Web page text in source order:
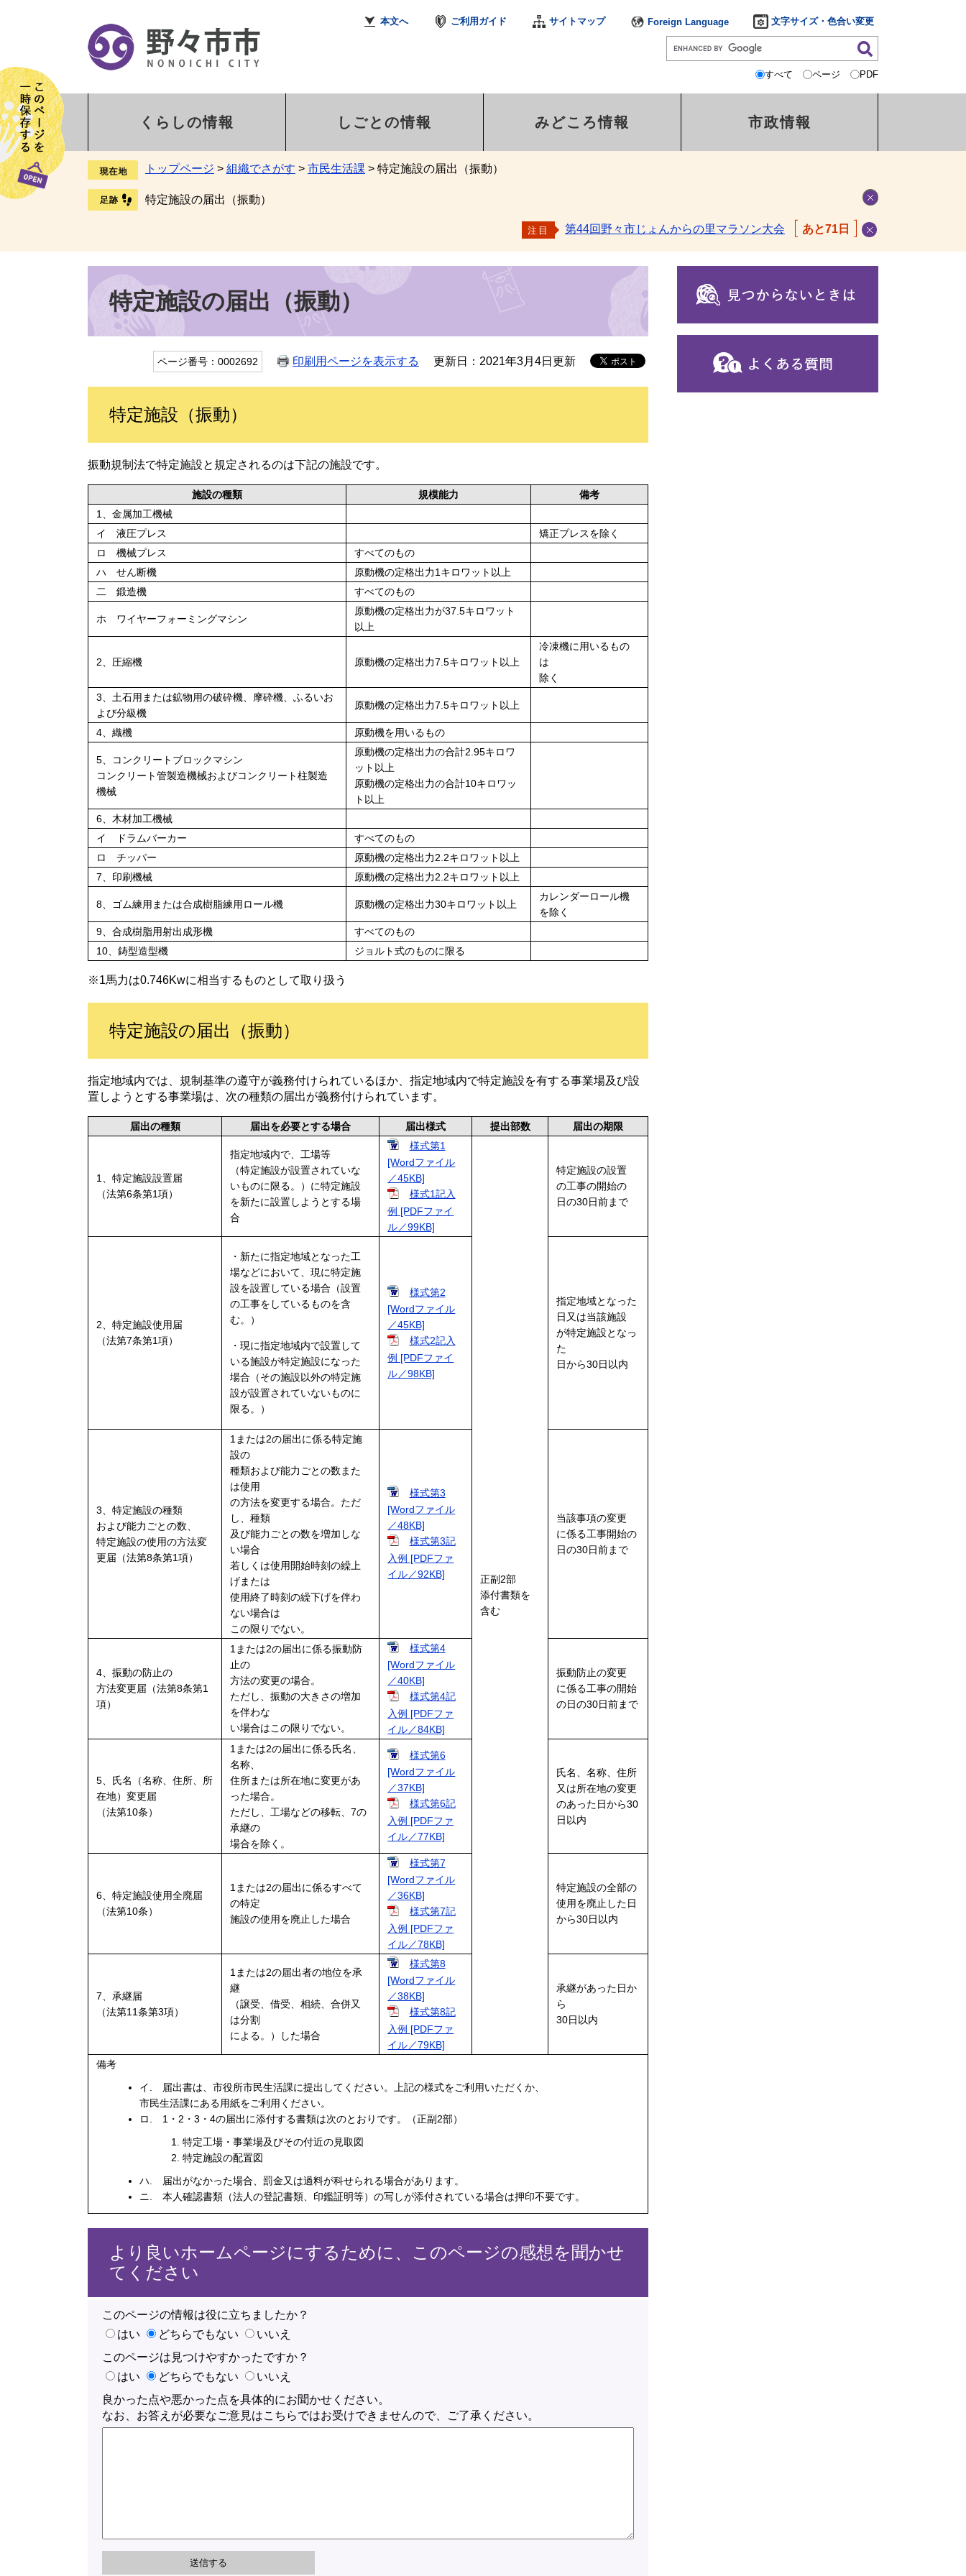
本文へ ご利用ガイド サイトマップ Foreign Language 文字サイズ・色合い変更
すべて ページ PDF
くらしの情報 しごとの情報 みどころ情報 市政情報
トップページ > 組織でさがす > 市民生活課 > 特定施設の届出（振動）
特定施設の届出（振動）
注目 第44回野々市じょんからの里マラソン大会 あと71日
特定施設の届出（振動）
ページ番号：0002692 印刷用ページを表示する 更新日：2021年3月4日更新
特定施設（振動）
振動規制法で特定施設と規定されるのは下記の施設です。
施設の種類 規模能力
備考
1、金属加工機械
イ 液圧プレス
矯正プレスを除く
ロ 機械プレス
すべてのもの
ハ せん断機
原動機の定格出力1キロワット以上
二 鍛造機
すべてのもの
ホ ワイヤーフォーミングマシン
原動機の定格出力が37.5キロワット
以上
2、圧縮機 原動機の定格出力7.5キロワット以上
冷凍機に用いるもの
は
除く
3、土石用または鉱物用の破砕機、摩砕機、ふるいお
よび分級機
原動機の定格出力7.5キロワット以上
4、織機 原動機を用いるもの
5、コンクリートブロックマシン
コンクリート管製造機械およびコンクリート柱製造
機械
原動機の定格出力の合計2.95キロワ
ット以上
原動機の定格出力の合計10キロワッ
ト以上
6、木材加工機械
イ ドラムバーカー
すべてのもの
ロ チッパー
原動機の定格出力2.2キロワット以上
7、印刷機械
原動機の定格出力2.2キロワット以上
8、ゴム練用または合成樹脂練用ロール機 原動機の定格出力30キロワット以上
カレンダーロール機
を除く
9、合成樹脂用射出成形機
すべてのもの
10、鋳型造型機
ジョルト式のものに限る
※1馬力は0.746Kwに相当するものとして取り扱う
特定施設の届出（振動）
指定地域内では、規制基準の遵守が義務付けられているほか、指定地域内で特定施設を有する事業場及び設
置しようとする事業場は、次の種類の届出が義務付けられています。
届出の種類 届出を必要とする場合 届出様式 提出部数 届出の期限
1、特定施設設置届
（法第6条第1項）
指定地域内で、工場等
（特定施設が設置されていな
いものに限る。）に特定施設
を新たに設置しようとする場
合
様式第1
[Wordファイル
／45KB]
様式1記入
例 [PDFファイ
ル／99KB]
正副2部
添付書類を
含む
特定施設の設置
の工事の開始の
日の30日前まで
2、特定施設使用届
（法第7条第1項）
・新たに指定地域となった工
場などにおいて、現に特定施
設を設置している場合（設置
の工事をしているものを含
む。）
・現に指定地域内で設置して
いる施設が特定施設になった
場合（その施設以外の特定施
設が設置されていないものに
限る。）
様式第2
[Wordファイル
／45KB]
様式2記入
例 [PDFファイ
ル／98KB]
指定地域となった
日又は当該施設
が特定施設となっ
た
日から30日以内
3、特定施設の種類
および能力ごとの数、
特定施設の使用の方法変
更届（法第8条第1項）
1または2の届出に係る特定施
設の
種類および能力ごとの数また
は使用
の方法を変更する場合。ただ
し、種類
及び能力ごとの数を増加しな
い場合
若しくは使用開始時刻の繰上
げまたは
使用終了時刻の繰下げを伴わ
ない場合は
この限りでない。
様式第3
[Wordファイル
／48KB]
様式第3記
入例 [PDFファ
イル／92KB]
当該事項の変更
に係る工事開始の
日の30日前まで
4、振動の防止の
方法変更届（法第8条第1
項）
1または2の届出に係る振動防
止の
方法の変更の場合。
ただし、振動の大きさの増加
を伴わな
い場合はこの限りでない。
様式第4
[Wordファイル
／40KB]
様式第4記
入例 [PDFファ
イル／84KB]
振動防止の変更
に係る工事の開始
の日の30日前まで
5、氏名（名称、住所、所
在地）変更届
（法第10条）
1または2の届出に係る氏名、
名称、
住所または所在地に変更があ
った場合。
ただし、工場などの移転、7の
承継の
場合を除く。
様式第6
[Wordファイル
／37KB]
様式第6記
入例 [PDFファ
イル／77KB]
氏名、名称、住所
又は所在地の変更
のあった日から30
日以内
6、特定施設使用全廃届
（法第10条）
1または2の届出に係るすべて
の特定
施設の使用を廃止した場合
様式第7
[Wordファイル
／36KB]
様式第7記
入例 [PDFファ
イル／78KB]
特定施設の全部の
使用を廃止した日
から30日以内
7、承継届
（法第11条第3項）
1または2の届出者の地位を承
継
（譲受、借受、相続、合併又
は分割
による。）した場合
様式第8
[Wordファイル
／38KB]
様式第8記
入例 [PDFファ
イル／79KB]
承継があった日か
ら
30日以内
備考
イ. 届出書は、市役所市民生活課に提出してください。上記の様式をご利用いただくか、
市民生活課にある用紙をご利用ください。
ロ. 1・2・3・4の届出に添付する書類は次のとおりです。（正副2部）
特定工場・事業場及びその付近の見取図
特定施設の配置図
ハ. 届出がなかった場合、罰金又は過料が科せられる場合があります。
ニ. 本人確認書類（法人の登記書類、印鑑証明等）の写しが添付されている場合は押印不要です。
より良いホームページにするために、このページの感想を聞かせ
てください
このページの情報は役に立ちましたか？
はい
どちらでもない
いいえ
このページは見つけやすかったですか？
はい
どちらでもない
いいえ
良かった点や悪かった点を具体的にお聞かせください。
なお、お答えが必要なご意見はこちらではお受けできませんので、ご了承ください。